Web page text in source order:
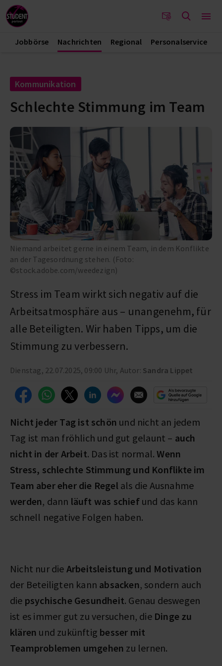
Jobbörse Nachrichten Regional Personalservice
Kommunikation
Schlechte Stimmung im Team
Niemand arbeitet gerne in einem Team, in dem Konflikte
an der Tagesordnung stehen. (Foto:
©stock.adobe.com/weedezign)
Stress im Team wirkt sich negativ auf die
Arbeitsatmosphäre aus – unangenehm, für
alle Beteiligten. Wir haben Tipps, um die
Stimmung zu verbessern.
Dienstag, 22.07.2025, 09:00 Uhr, Autor: Sandra Lippet
Nicht jeder Tag ist schön und nicht an jedem
Tag ist man fröhlich und gut gelaunt – auch
nicht in der Arbeit. Das ist normal.Wenn
Stress, schlechte Stimmung und Konflikte im
Team aber eher die Regel als die Ausnahme
werden, dann läuft was schiefund das kann
schnell negative Folgen haben.
Nicht nur die Arbeitsleistung und Motivation
der Beteiligten kann absacken, sondern auch
die psychische Gesundheit. Genau deswegen
ist es immer gut zu versuchen, die Dinge zu
klären und zukünftig besser mit
Teamproblemen umgehen zu lernen.